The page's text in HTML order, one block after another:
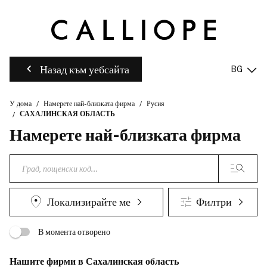
Назад към уебсайта BG
У дома Намерете най-близката фирма
Русия
САХАЛИНСКАЯ ОБЛАСТЬ
Намерете най-близката фирма
Локализирайте ме Филтри
В момента отворено
Нашите фирми в Сахалинская область